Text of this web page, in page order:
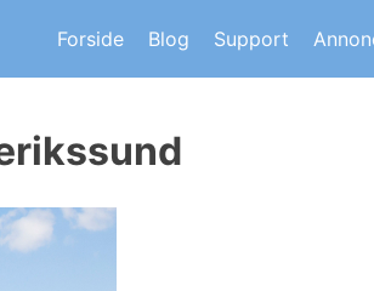
andre huskøberes oplevelser.
Forside Blog Support